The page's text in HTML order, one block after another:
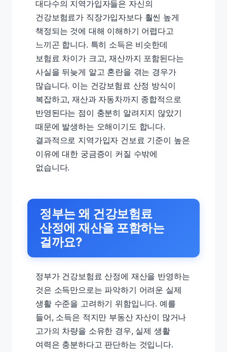
대다수의 지역가입자들은 자신의
건강보험료가 직장가입자보다 훨씬 높게
책정되는 것에 대해 이해하기 어렵다고
느끼곤 합니다. 특히 소득은 비슷한데
보험료 차이가 크고, 재산까지 포함된다는
사실을 뒤늦게 알고 혼란을 겪는 경우가
많습니다. 이는 건강보험료 산정 방식이
복잡하고, 재산과 자동차까지 종합적으로
반영된다는 점이 충분히 알려지지 않았기
때문에 발생하는 오해이기도 합니다.
결과적으로 지역가입자 건보료 기준이 높은
이유에 대한 궁금증이 커질 수밖에
없습니다.
정부는 왜 건강보험료
산정에 재산을 포함하는
걸까요?
정부가 건강보험료 산정에 재산을 반영하는
것은 소득만으로는 파악하기 어려운 실제
생활 수준을 고려하기 위함입니다. 예를
들어, 소득은 적지만 부동산 자산이 많거나
고가의 차량을 소유한 경우, 실제 생활
여력은 충분하다고 판단하는 것입니다.